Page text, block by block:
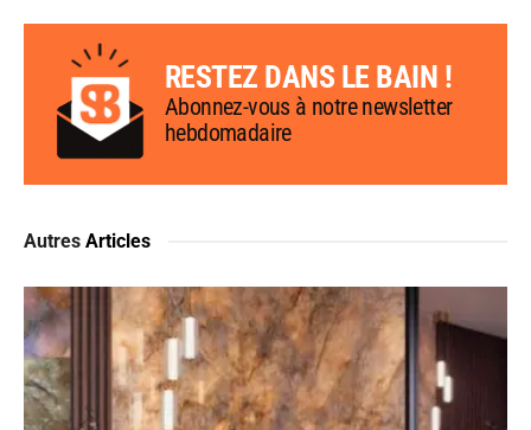
RESTEZ DANS LE BAIN !
Abonnez-vous à notre newsletter
hebdomadaire
Autres Articles